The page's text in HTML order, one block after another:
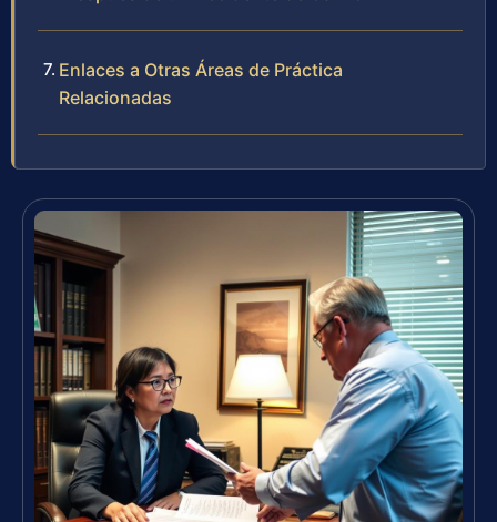
Enlaces a Otras Áreas de Práctica
Relacionadas